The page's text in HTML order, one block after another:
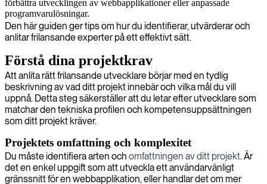
förbättra utvecklingen av webbapplikationer eller anpassade
programvarulösningar.
Den här guiden ger tips om hur du identifierar, utvärderar och
anlitar frilansande experter på ett effektivt sätt.
Förstå dina projektkrav
Att anlita rätt frilansande utvecklare börjar med en tydlig
beskrivning av vad ditt projekt innebär och vilka mål du vill
uppnå. Detta steg säkerställer att du letar efter utvecklare som
matchar den tekniska profilen och kompetensuppsättningen
som ditt projekt kräver.
Projektets omfattning och komplexitet
Du måste identifiera arten och omfattningen av ditt projekt. Är
det en enkel uppgift som att utveckla ett användarvänligt
gränssnitt för en webbapplikation, eller handlar det om mer